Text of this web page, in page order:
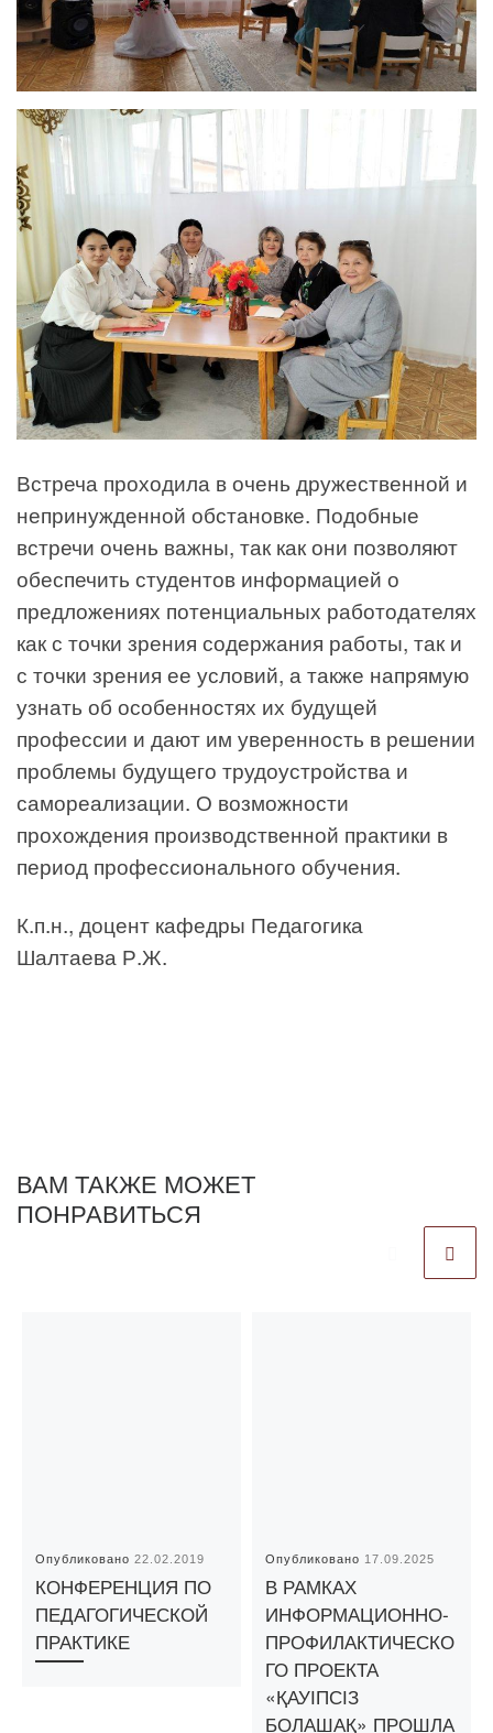
Встреча проходила в очень дружественной и
непринужденной обстановке. Подобные
встречи очень важны, так как они позволяют
обеспечить студентов информацией о
предложениях потенциальных работодателях
как с точки зрения содержания работы, так и
с точки зрения ее условий, а также напрямую
узнать об особенностях их будущей
профессии и дают им уверенность в решении
проблемы будущего трудоустройства и
самореализации. О возможности
прохождения производственной практики в
период профессионального обучения.
К.п.н., доцент кафедры Педагогика
Шалтаева Р.Ж.
ВАМ ТАКЖЕ МОЖЕТ
ПОНРАВИТЬСЯ
Опубликовано22.02.2019
КОНФЕРЕНЦИЯ ПО
ПЕДАГОГИЧЕСКОЙ
ПРАКТИКЕ
Опубликовано 17.09.2025
В РАМКАХ
ИНФОРМАЦИОННО-
ПРОФИЛАКТИЧЕСКО
ГО ПРОЕКТА
«ҚАУІПСІЗ
БОЛАШАҚ» ПРОШЛА